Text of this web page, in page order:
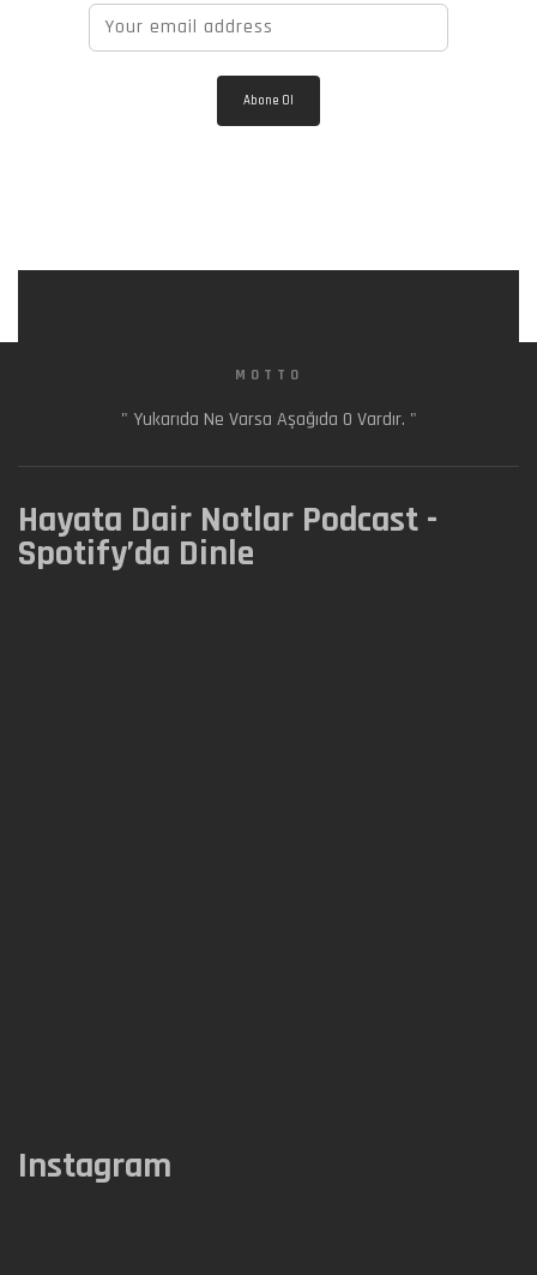
MOTTO
" Yukarıda Ne Varsa Aşağıda O Vardır. "
Hayata Dair Notlar Podcast -
Spotify’da Dinle
Instagram